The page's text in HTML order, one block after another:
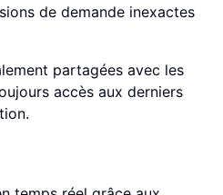
de demande inexactes
partagées avec les
accès aux derniers